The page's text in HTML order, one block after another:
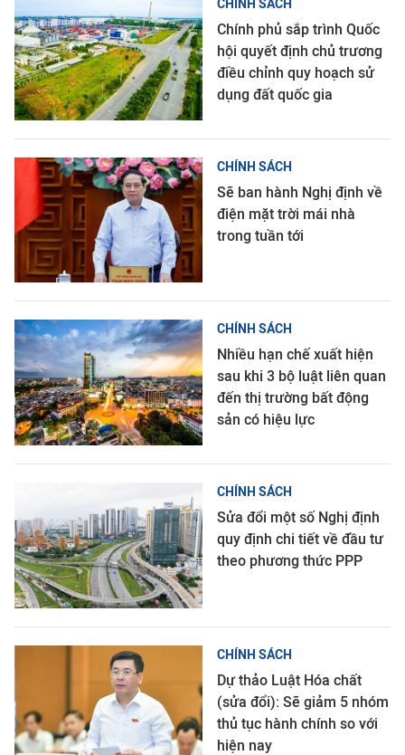
CHÍNH SÁCH
Chính phủ sắp trình Quốc
hội quyết định chủ trương
điều chỉnh quy hoạch sử
dụng đất quốc gia
CHÍNH SÁCH
Sẽ ban hành Nghị định về
điện mặt trời mái nhà
trong tuần tới
CHÍNH SÁCH
Nhiều hạn chế xuất hiện
sau khi 3 bộ luật liên quan
đến thị trường bất động
sản có hiệu lực
CHÍNH SÁCH
Sửa đổi một số Nghị định
quy định chi tiết về đầu tư
theo phương thức PPP
CHÍNH SÁCH
Dự thảo Luật Hóa chất
(sửa đổi): Sẽ giảm 5 nhóm
thủ tục hành chính so với
hiện nay